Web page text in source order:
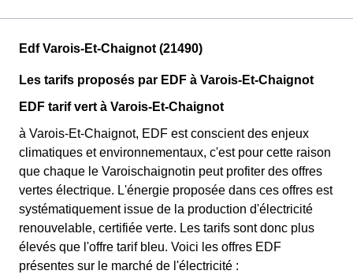
Edf Varois-Et-Chaignot (21490)
Les tarifs proposés par EDF à Varois-Et-Chaignot
EDF tarif vert à Varois-Et-Chaignot
à Varois-Et-Chaignot, EDF est conscient des enjeux
climatiques et environnementaux, c'est pour cette raison
que chaque le Varoischaignotin peut profiter des offres
vertes électrique. L'énergie proposée dans ces offres est
systématiquement issue de la production d'électricité
renouvelable, certifiée verte. Les tarifs sont donc plus
élevés que l'offre tarif bleu. Voici les offres EDF
présentes sur le marché de l'électricité :